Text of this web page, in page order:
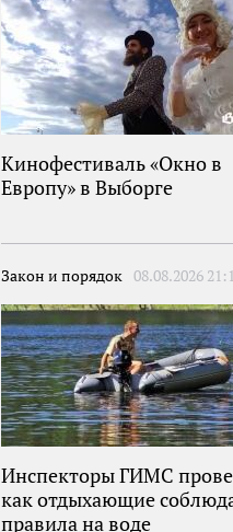
Кинофестиваль «Окно в
Европу» в Выборге
Закон и порядок 08.08.2026
Инспекторы ГИМС
как отдыхающие
правила на воде